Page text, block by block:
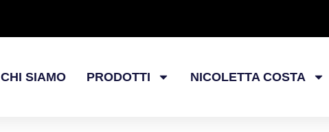
CHI SIAMO PRODOTTI NICOLETTA COSTA